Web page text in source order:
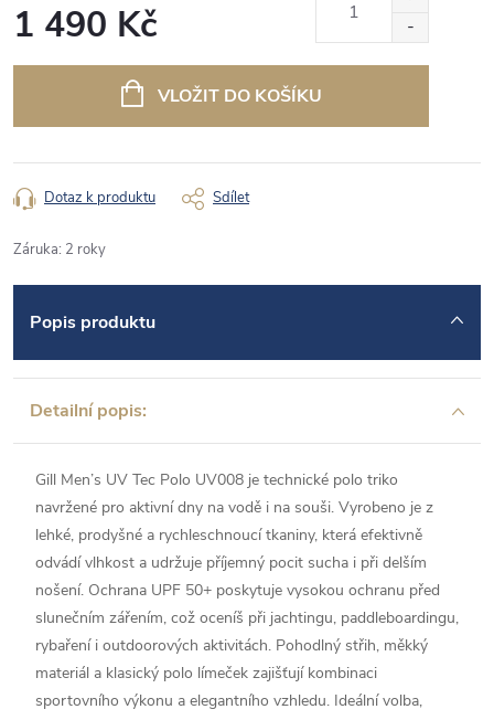
1 490 Kč
VLOŽIT DO KOŠÍKU
Dotaz k produktu Sdílet
Záruka: 2 roky
Popis produktu
Detailní popis:
Gill Men’s UV Tec Polo UV008 je technické polo triko
navržené pro aktivní dny na vodě i na souši. Vyrobeno je z
lehké, prodyšné a rychleschnoucí tkaniny, která efektivně
odvádí vlhkost a udržuje příjemný pocit sucha i při delším
nošení. Ochrana UPF 50+ poskytuje vysokou ochranu před
slunečním zářením, což oceníš při jachtingu, paddleboardingu,
rybaření i outdoorových aktivitách. Pohodlný střih, měkký
materiál a klasický polo límeček zajišťují kombinaci
sportovního výkonu a elegantního vzhledu. Ideální volba,